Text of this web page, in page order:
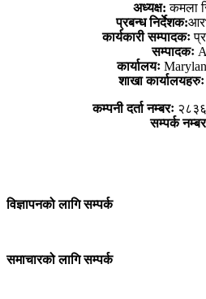
अध्यक्ष:कमला
प्रबन्ध निर्देशक:
कार्यकारी सम्पादकः
सम्पादकः
कार्यालयः
शाखा कार्यालयहरुः
कम्पनी दर्ता नम्बरः
सम्पर्क
विज्ञापनको लागि सम्पर्क
समाचारको लागि सम्पर्क